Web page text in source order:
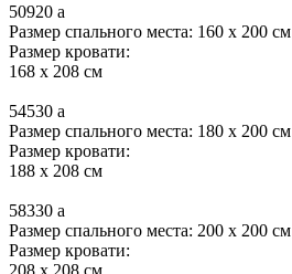
50920 a
Размер спального места: 160 x 200 см
Размер кровати:
168 x 208 см
54530 a
Размер спального места: 180 x 200 см
Размер кровати:
188 x 208 см
58330 a
Размер спального места: 200 x 200 см
Размер кровати:
208 x 208 см